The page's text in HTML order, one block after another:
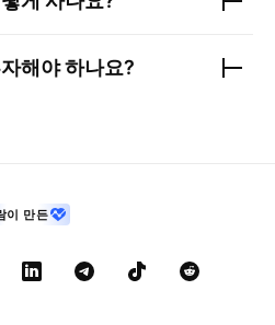
해야 하나요?
이 만든